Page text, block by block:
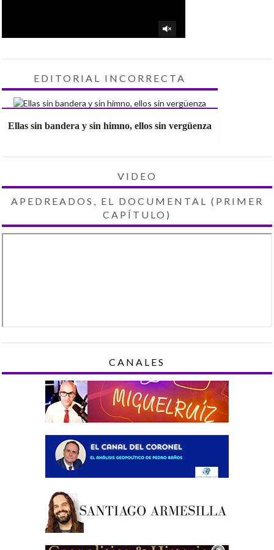
EDITORIAL INCORRECTA
Ellas sin bandera y sin himno, ellos sin vergüenza
VIDEO
APEDREADOS, EL DOCUMENTAL (PRIMER
CAPÍTULO)
CANALES